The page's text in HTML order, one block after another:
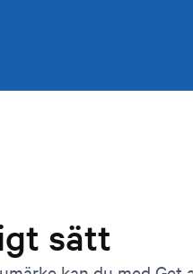
sätt